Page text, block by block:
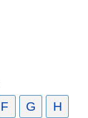
F G
H